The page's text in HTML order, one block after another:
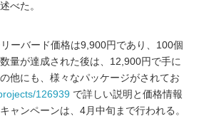
べた。
ーバード価格は9,900円であり、100個
量が達成された後は、12,900円で手に
他にも、様々なパッケージがされてお
126939 で詳しい説明と価格情報
ャンペーンは、4月中旬まで行われる。